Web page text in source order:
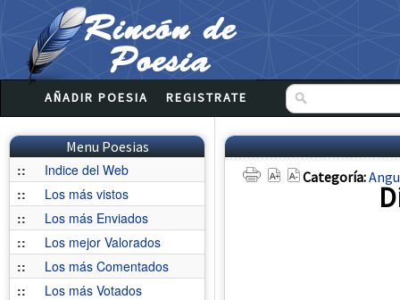
AÑADIR POESIA REGISTRATE
Menu Poesias
::
Indice del Web
::
Los más vistos
::
Los más Enviados
::
Los mejor Valorados
::
Los más Comentados
::
Los más Votados
Categoría: